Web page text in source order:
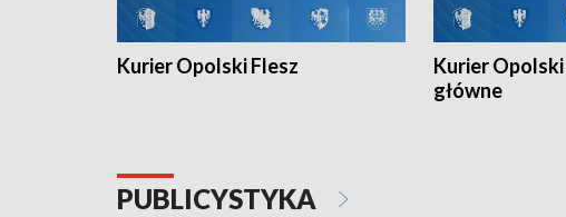
Kurier Opolski Flesz
Kurier
główne
PUBLICYSTYKA